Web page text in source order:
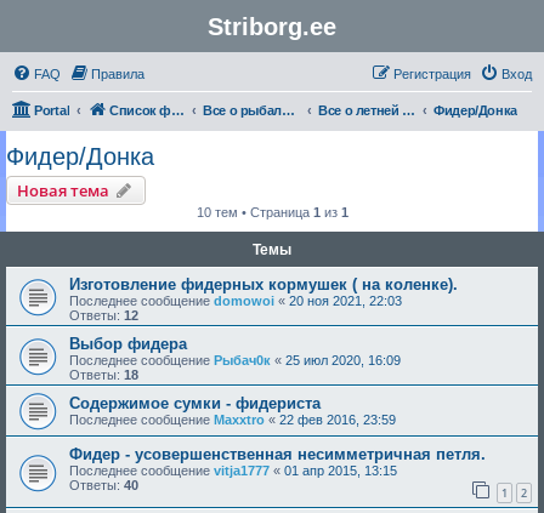
Striborg.ee
FAQ Правила Вход
Регистрация
Portal Список форумов Все о рыбалке | Секреты Мастерства Все о летней рыбалке Фидер/Донка
Фидер/Донка
Новая тема
10 тем • Страница 1 из 1
Темы
Изготовление фидерных кормушек ( на коленке).
Последнее сообщение domowoi « 20 ноя 2021, 22:03
Ответы: 12
Выбор фидера
Последнее сообщение Рыбач0к « 25 июл 2020, 16:09
Ответы: 18
Содержимое сумки - фидериста
Последнее сообщение Maxxtro « 22 фев 2016, 23:59
Фидер - усовершенственная несимметричная петля.
Последнее сообщение vitja1777 « 01 апр 2015, 13:15
Ответы: 40 1 2